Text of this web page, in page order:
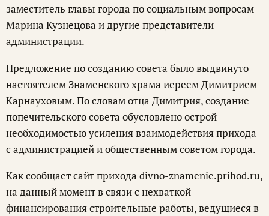
заместитель главы города по социальным вопросам
Марина Кузнецова и другие представители
администрации.
Предложение по созданию совета было выдвинуто
настоятелем Знаменского храма иереем Димитрием
Карнауховым. По словам отца Димитрия, создание
попечительского совета обусловлено острой
необходимостью усиления взаимодействия прихода
с администрацией и общественным советом города.
Как сообщает сайт прихода divno-znamenie.prihod.ru,
на данный момент в связи с нехваткой
финансирования строительные работы, ведущиеся в